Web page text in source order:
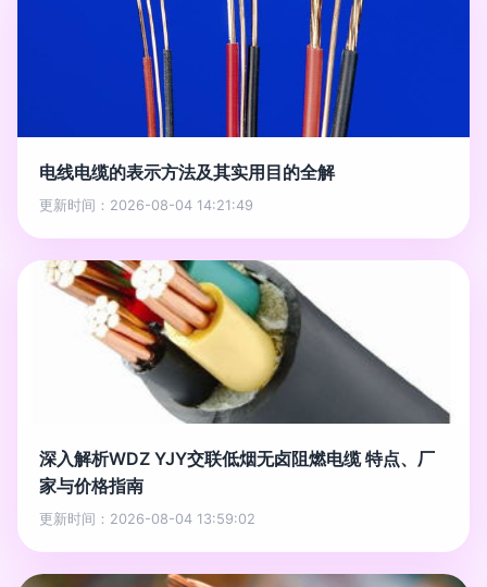
电线电缆的表示方法及其实用目的全解
更新时间：2026-08-04 14:21:49
深入解析WDZ YJY交联低烟无卤阻燃电缆 特点、厂
家与价格指南
更新时间：2026-08-04 13:59:02